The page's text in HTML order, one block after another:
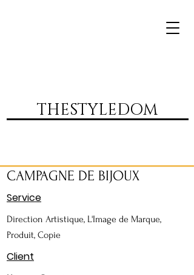
THESTYLEDOM
CAMPAGNE DE BIJOUX
Service
Direction Artistique, L'Image de Marque,
Produit, Copie
Client